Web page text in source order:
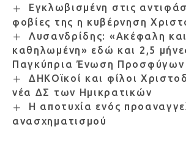
Εγκλωβισμένη στις
φοβίες της η κυβέρνηση
Λυσανδρίδης: «Ακέφαλη και
καθηλωμένη» εδώ και 2,5
Παγκύπρια Ένωση Προσφύγων
ΔΗΚΟϊκοί και φίλοι
νέα ΔΣ των Ημικρατικών
Η αποτυχία ενός
ανασχηματισμού